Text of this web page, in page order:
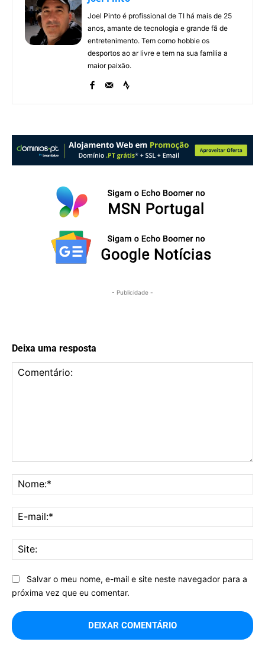
Joel Pinto é profissional de TI há mais de 25
anos, amante de tecnologia e grande fã de
entretenimento. Tem como hobbie os
desportos ao ar livre e tem na sua família a
maior paixão.
- Publicidade -
Deixa uma resposta
Salvar o meu nome, e-mail e site neste navegador para a
próxima vez que eu comentar.